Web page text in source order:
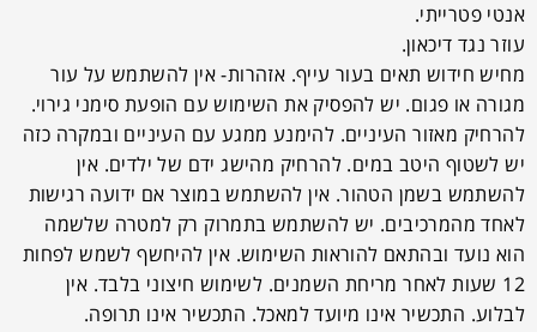
אנטי פטרייתי.
עוזר נגד דיכאון.
מחיש חידוש תאים בעור עייף. אזהרות- אין להשתמש על עור
מגורה או פגום. יש להפסיק את השימוש עם הופעת סימני גירוי.
להרחיק מאזור העיניים. להימנע ממגע עם העיניים ובמקרה כזה
יש לשטוף היטב במים. להרחיק מהישג ידם של ילדים. אין
להשתמש בשמן הטהור. אין להשתמש במוצר אם ידועה רגישות
לאחד מהמרכיבים. יש להשתמש בתמרוק רק למטרה שלשמה
הוא נועד ובהתאם להוראות השימוש. אין להיחשף לשמש לפחות
12 שעות לאחר מריחת השמנים. לשימוש חיצוני בלבד. אין
לבלוע. התכשיר אינו מיועד למאכל. התכשיר אינו תרופה.